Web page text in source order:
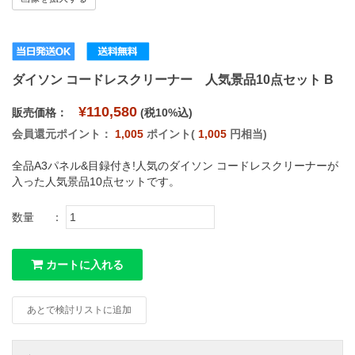
ダイソン コードレスクリーナー 人気景品10点セット B
販売価格： ¥110,580 (税10%込)
会員還元ポイント： 1,005 ポイント( 1,005 円相当)
全品A3パネル&目録付き!人気のダイソン コードレスクリーナーが
入った人気景品10点セットです。
数量 ：
カートに入れる
あとで検討リストに追加